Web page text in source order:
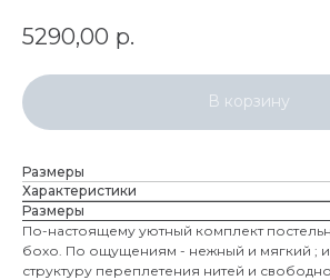
5290,00 р.
В корзину
Размеры
Характеристики
Размеры
По-настоящему уютный комплект
бохо. По ощущениям - нежный и мягкий ;
структуру переплетения нитей и